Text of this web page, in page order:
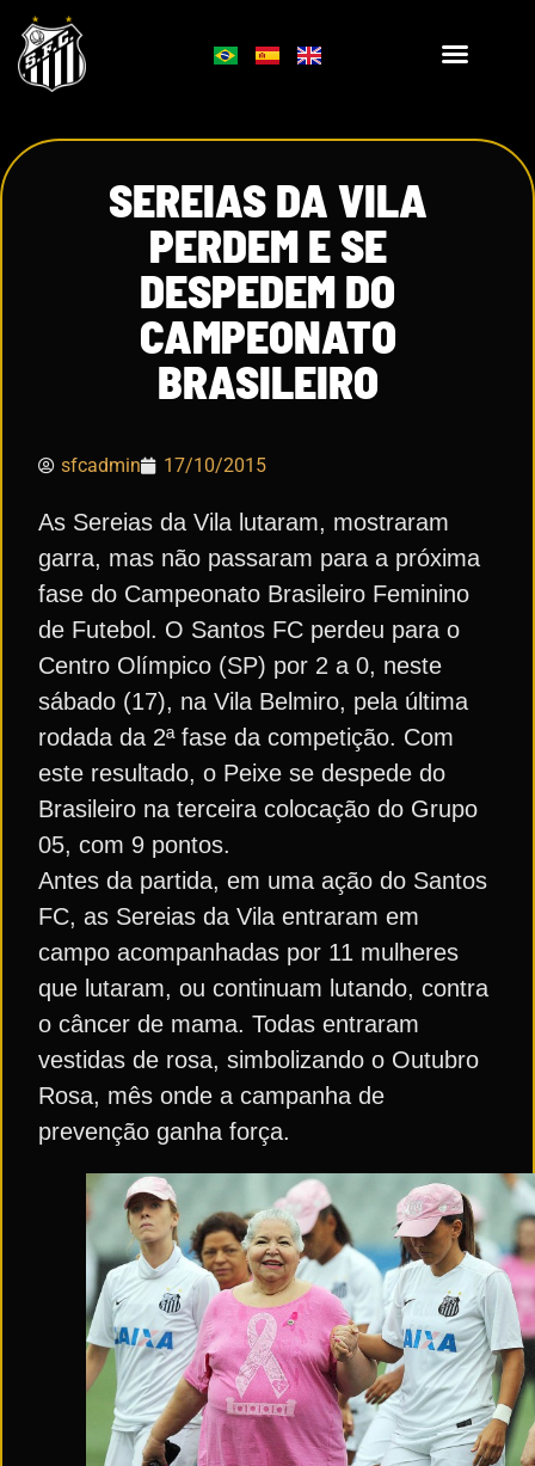
SEREIAS DA VILA
PERDEM E SE
DESPEDEM DO
CAMPEONATO
BRASILEIRO
sfcadmin 17/10/2015
As Sereias da Vila lutaram, mostraram
garra, mas não passaram para a próxima
fase do Campeonato Brasileiro Feminino
de Futebol. O Santos FC perdeu para o
Centro Olímpico (SP) por 2 a 0, neste
sábado (17), na Vila Belmiro, pela última
rodada da 2ª fase da competição. Com
este resultado, o Peixe se despede do
Brasileiro na terceira colocação do Grupo
05, com 9 pontos.
Antes da partida, em uma ação do Santos
FC, as Sereias da Vila entraram em
campo acompanhadas por 11 mulheres
que lutaram, ou continuam lutando, contra
o câncer de mama. Todas entraram
vestidas de rosa, simbolizando o Outubro
Rosa, mês onde a campanha de
prevenção ganha força.